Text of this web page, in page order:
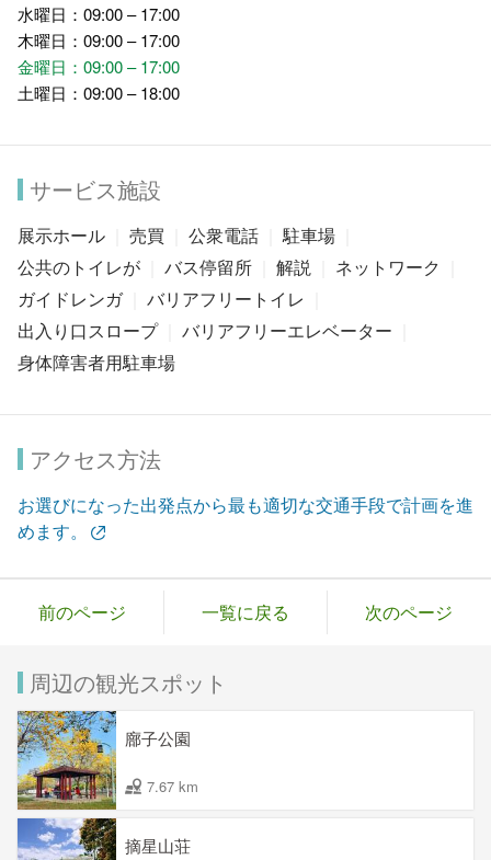
水曜日：09:00 – 17:00
木曜日：09:00 – 17:00
金曜日：09:00 – 17:00
土曜日：09:00 – 18:00
サービス施設
展示ホール 売買 公衆電話
駐車場
公共のトイレが
バス停留所 解説
ネットワーク
ガイドレンガ
バリアフリートイレ
出入り口スロープ
バリアフリーエレベーター
身体障害者用駐車場
アクセス方法
お選びになった出発点から最も適切な交通手段で計画を進
めます。
前のページ 一覧に戻る 次のページ
周辺の観光スポット
廍子公園
7.67 km
摘星山荘